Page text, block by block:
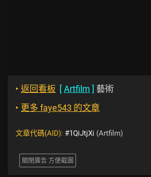
‣ 返回看板 [Artfilm ] 藝術
‣ 更多 faye543 的文章
文章代碼(AID): #1QiJtjXi (Artfilm)
關閉廣告 方便截圖